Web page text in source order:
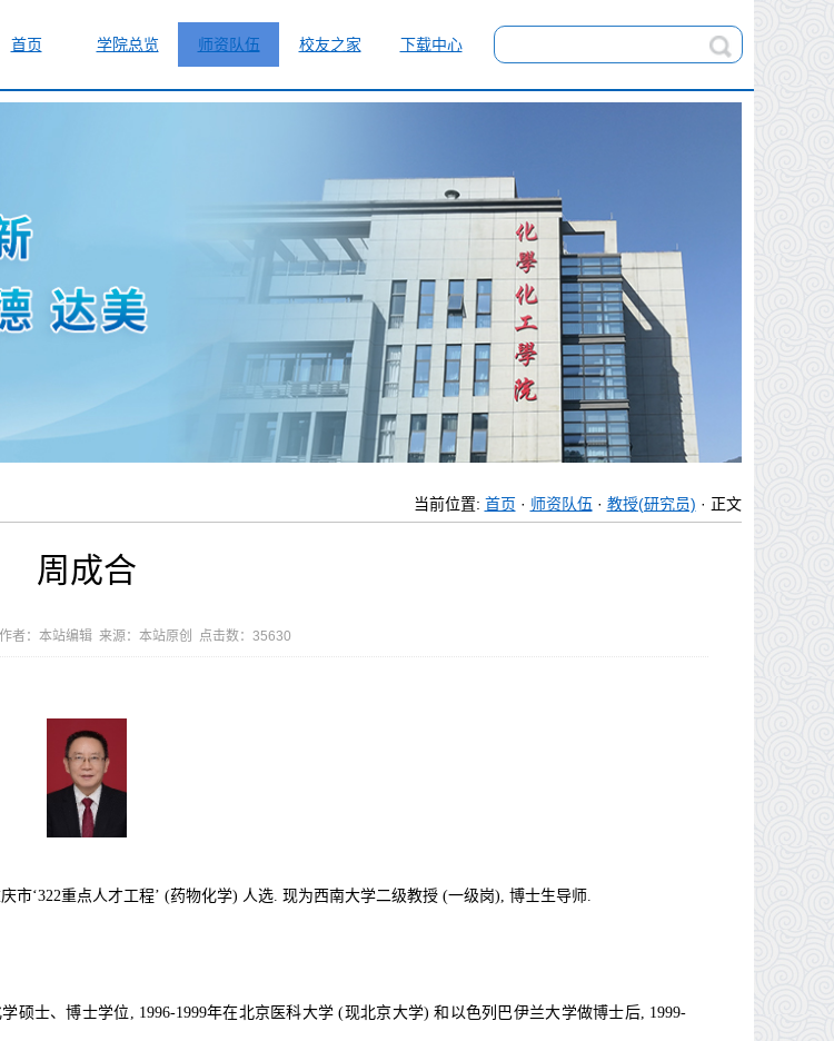
首页 学院总览 师资队伍 校友之家 下载中心
当前位置: 首页 · 师资队伍 · 教授(研究员) · 正文
周成合
者：本站编辑 来源：本站原创 点击数：35630
市‘322重点人才工程’ (药物化学) 人选. 现为西南大学二级教授(一级岗), 博士生导师
硕士、博士学位, 1996-1999年在北京医科大学 (现北京大学) 和以色列巴伊兰大学做博士后, 1999-